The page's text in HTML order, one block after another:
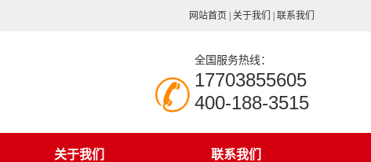
网站首页 关于我们 联系我们
全国服务热线：
17703855605
400-188-3515
关于我们 联系我们